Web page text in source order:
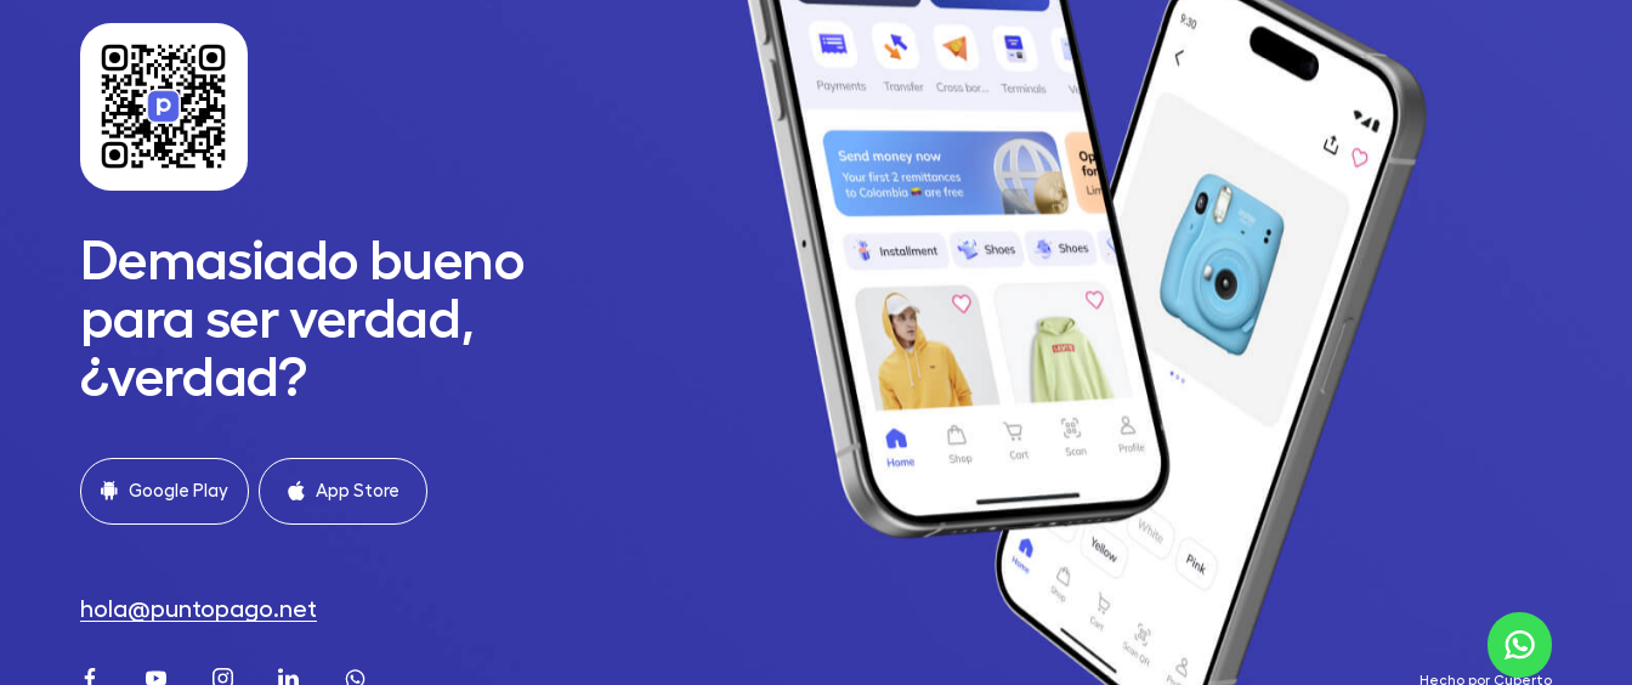
Demasiado bueno
para ser verdad,
¿verdad?
Google Play App Store
hola@puntopago.net
Hecho por Cuberto